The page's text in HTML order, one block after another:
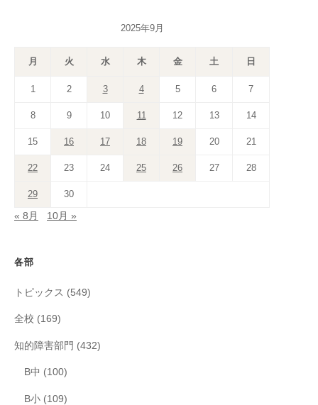
2025年9月
月 火 水 木 金 土 日
1 2 3 4 5 6 7
8 9 10 11 12 13 14
15 16 17 18 19 20 21
22 23 24 25 26 27 28
29 30
« 8月 10月 »
各部
トピックス (549)
全校 (169)
知的障害部門 (432)
B中 (100)
B小(109)